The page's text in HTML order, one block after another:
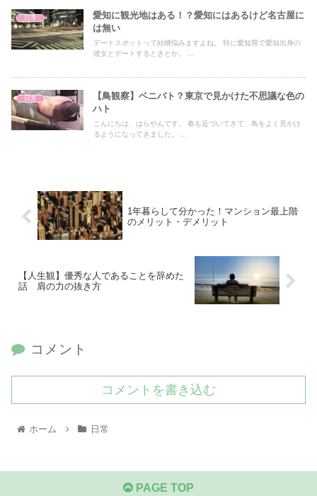
日常
愛知に観光地はある！？愛知にはあるけど名古屋に
は無い
デートスポットって結構悩みますよね。 特に愛知県で愛知出身の
彼女とデートするときとか。 ...
日常
【鳥観察】ベニバト？東京で見かけた不思議な色の
ハト
こんにちは、はらやんです。 春も近づいてきて、鳥をよく見かけ
るようになってきました。 ...
1年暮らして分かった！マンション最上階
のメリット・デメリット
【人生観】優秀な人であることを辞めた
話 肩の力の抜き方
コメント
コメントを書き込む
ホーム 日常
PAGE TOP